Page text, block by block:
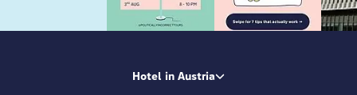
Hotel in Austria